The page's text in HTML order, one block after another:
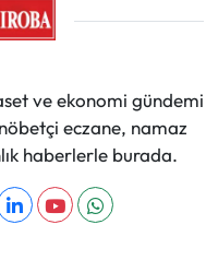
ve ekonomi gündemi
eczane, namaz
haberlerle burada.